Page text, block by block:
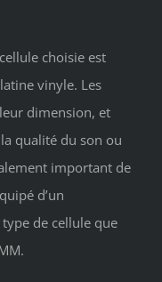
choisie est
vinyle. Les
dimension, et
qualité du son ou
important de
d’un
de cellule que